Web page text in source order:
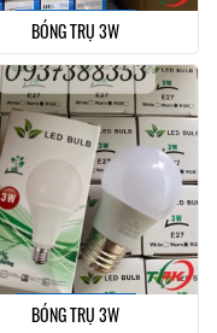
BÓNG TRỤ 3W
BÓNG TRỤ 3W